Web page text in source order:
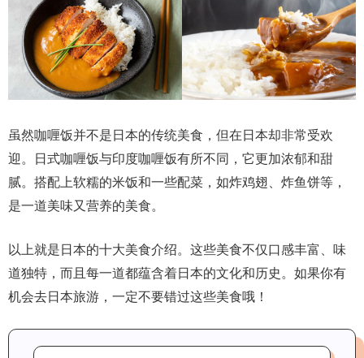
虽然咖喱饭并不是日本的传统美食，但在日本却非常受欢
迎。日式咖喱饭与印度咖喱饭有所不同，它更加浓郁和甜
腻。搭配上软糯的米饭和一些配菜，如炸鸡翅、炸鱼饼等，
是一道美味又营养的美食。
以上就是日本的十大美食介绍。这些美食不仅口感丰富、味
道独特，而且每一道都蕴含着日本的文化和历史。如果你有
机会去日本旅游，一定不要错过这些美食哦！